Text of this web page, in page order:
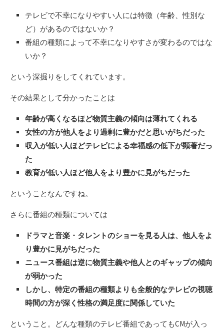
テレビで不幸になりやすい人には特徴（年齢、性別な
ど）があるのではないか？
番組の種類によって不幸になりやすさが変わるのではな
いか？
という深掘りをしてくれています。
その結果として分かったことは
年齢が高くなるほど物質主義の傾向は薄れてくれる
女性の方が他人をより過剰に豊かだと思いがちだった
収入が低い人ほどテレビによる幸福感の低下が顕著だっ
た
教育が低い人ほど他人をより豊かに見がちだった
ということなんですね。
さらに番組の種類については
ドラマと音楽・タレントのショーを見る人は、他人をよ
り豊かに見がちだった
ニュース番組は逆に物質主義や他人とのギャップの傾向
が弱かった
しかし、特定の番組の種類よりも全般的なテレビの視聴
時間の方が深く性格の満足度に関係していた
ということ。どんな種類のテレビ番組であってもCMが入っ